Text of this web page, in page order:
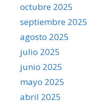
octubre 2025
septiembre 2025
agosto 2025
julio 2025
junio 2025
mayo 2025
abril 2025